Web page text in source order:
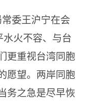
委王沪宁在会
水火不容、与台
更重视台湾同胞
愿望。两岸同胞
务之急是尽早恢